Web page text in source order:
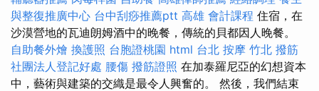
與整復推廣中心 台中刮痧推薦ptt 高雄 會計課程 住宿，在
沙漠營地的瓦迪朗姆酒中的晚餐，傳統的貝都因人晚餐。
自助餐外燴 換護照 台胞證桃園 html 台北 按摩 竹北 撥筋
社團法人登記好處 腰傷 撥筋證照 在加泰羅尼亞的幻想資本
中，藝術與建築的交織是最令人興奮的。 然後，我們結束